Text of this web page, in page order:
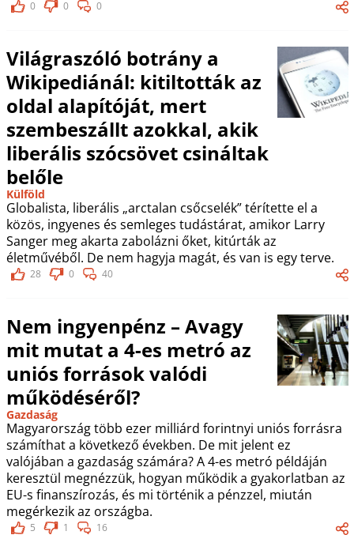
0 0 0
Világraszóló botrány a
Wikipediánál: kitiltották az
oldal alapítóját, mert
szembeszállt azokkal, akik
liberális szócsövet csináltak
belőle
Külföld
Globalista, liberális „arctalan csőcselék” térítette el a
közös, ingyenes és semleges tudástárat, amikor Larry
Sanger meg akarta zabolázni őket, kitúrták az
életművéből. De nem hagyja magát, és van is egy terve.
28 0 40
Nem ingyenpénz – Avagy
mit mutat a 4-es metró az
uniós források valódi
működéséről?
Gazdaság
Magyarország több ezer milliárd forintnyi uniós forrásra
számíthat a következő években. De mit jelent ez
valójában a gazdaság számára? A 4-es metró példáján
keresztül megnézzük, hogyan működik a gyakorlatban az
EU-s finanszírozás, és mi történik a pénzzel, miután
megérkezik az országba.
5 1 16